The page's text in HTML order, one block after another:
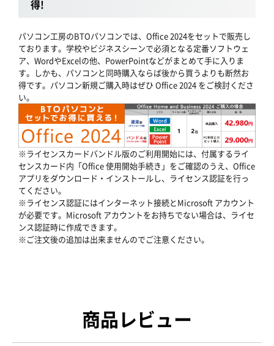
得!
パソコン工房のBTOパソコンでは、Office 2024をセットで販売し
ております。学校やビジネスシーンで必須となる定番ソフトウェ
ア、WordやExcelの他、PowerPointなどがまとめて手に入りま
す。しかも、パソコンと同時購入ならば後から買うよりも断然お
得です。パソコン新規ご購入時はぜひ Office 2024 をご検討くださ
い。
※ライセンスカードバンドル版のご利用開始には、付属するライ
センスカード内「Office 使用開始手続き」をご確認のうえ、Office
アプリをダウンロード・インストールし、ライセンス認証を行っ
てください。
※ライセンス認証にはインターネット接続とMicrosoft アカウント
が必要です。Microsoft アカウントをお持ちでない場合は、ライセ
ンス認証時に作成できます。
※ご注文後の追加は出来ませんのでご注意ください。
商品レビュー